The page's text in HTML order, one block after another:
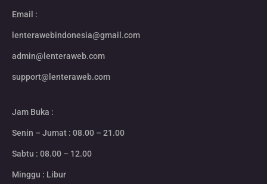
Email :
lenterawebindonesia@gmail.com
admin@lenteraweb.com
support@lenteraweb.com
Jam Buka :
Senin – Jumat : 08.00 – 21.00
Sabtu : 08.00 – 12.00
Minggu : Libur